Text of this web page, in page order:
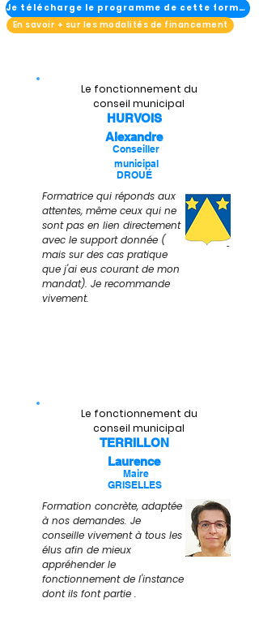
Je télécharge le programme de cette formation
En savoir + sur les modalités de financement
Le fonctionnement du
conseil municipal
HURVOIS
Alexandre
Conseiller
municipal
DROUÉ
Formatrice qui réponds aux
attentes, même ceux qui ne
sont pas en lien directement
avec le support donnée (
mais sur des cas pratique
que j'ai eus courant de mon
mandat). Je recommande
vivement.
Le fonctionnement du
conseil municipal
TERRILLON
Laurence
Maire
GRISELLES
Formation concrète, adaptée
à nos demandes. Je
conseille vivement à tous les
élus afin de mieux
appréhender le
fonctionnement de l'instance
dont ils font partie .